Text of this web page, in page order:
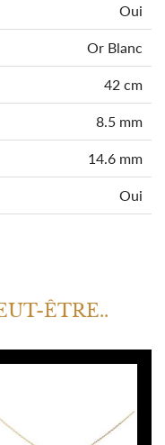
Oui
Or Blanc
42 cm
8.5 mm
14.6 mm
Oui
ÊTRE..